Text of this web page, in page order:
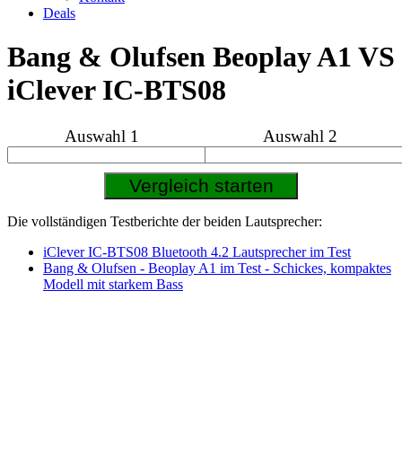
Deals
Bang & Olufsen Beoplay A1 VS
iClever IC-BTS08
Auswahl 1 Auswahl 2
Die vollständigen Testberichte der beiden Lautsprecher:
iClever IC-BTS08 Bluetooth 4.2 Lautsprecher im Test
Bang & Olufsen - Beoplay A1 im Test - Schickes, kompaktes
Modell mit starkem Bass